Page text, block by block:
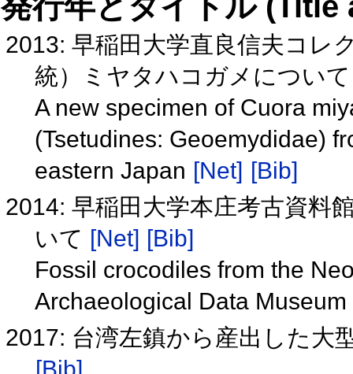
2013: 早稲田大学直良信夫コレ
統）ミヤタハコガメについ
A new specimen of Cuora
(Tsetudines: Geoemydidae)
eastern Japan [Net] [Bib]
2014: 早稲田大学本庄考古資料
いて [Net] [Bib]
Fossil crocodiles from the
Archaeological Data
2017: 台湾左鎮から産出した大